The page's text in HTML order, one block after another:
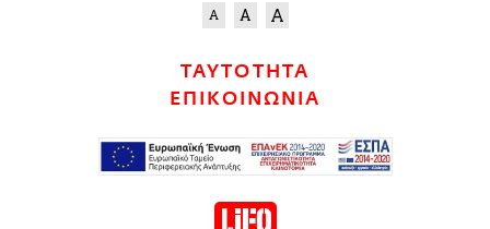
ΤΑΥΤΟΤΗΤΑ
ΕΠΙΚΟΙΝΩΝΙΑ